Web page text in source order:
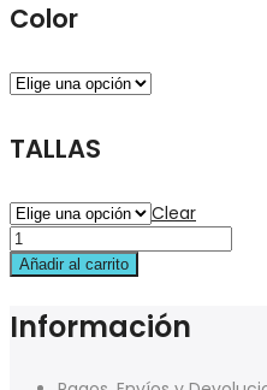
Color
TALLAS
Clear
Añadir al carrito
Información